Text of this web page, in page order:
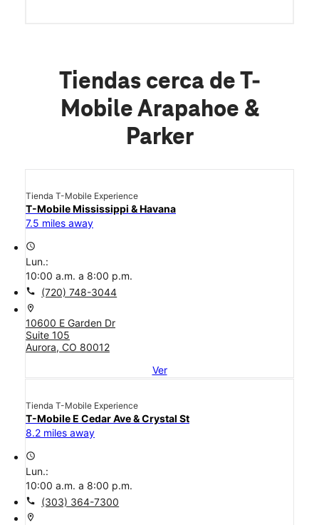
Tiendas cerca de T-
Mobile Arapahoe &
Parker
Tienda T-Mobile Experience
T-Mobile Mississippi & Havana
7.5 miles away
access_time
Lun.:
10:00 a.m. a 8:00 p.m.
call (720) 748-3044
location_on
10600 E Garden Dr
Suite 105
Aurora, CO 80012
Ver
Tienda T-Mobile Experience
T-Mobile E Cedar Ave & Crystal St
8.2 miles away
access_time
Lun.:
10:00 a.m. a 8:00 p.m.
call (303) 364-7300
location_on